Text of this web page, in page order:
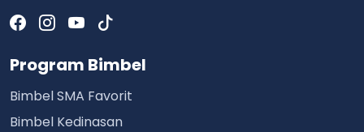
Program Bimbel
Bimbel SMA Favorit
Bimbel Kedinasan